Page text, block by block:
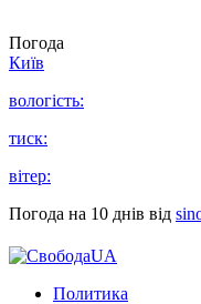
Погода
Київ
вологість:
тиск:
вітер:
Погода на 10 днів від
Политика